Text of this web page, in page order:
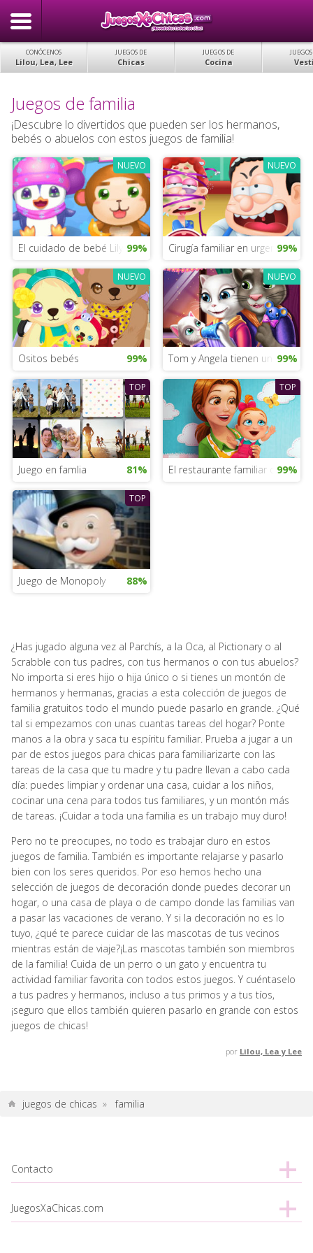
CONÓCENOS
Lilou, Lea, Lee
JUEGOS DE
Chicas
JUEGOS DE
Cocina
Juegos de familia
¡Descubre lo divertidos que pueden ser los hermanos,
bebés o abuelos con estos juegos de familia!
NUEVO
El cuidado de bebé Lily 99%
NUEVO
Cirugía familiar en urgencia99%
NUEVO
Ositos bebés 99%
NUEVO
Tom y Angela tienen un bebé
99%
TOP
Juego en famlia 81%
TOP
El restaurante familiar de Emily
99%
TOP
Juego de Monopoly 88%
¿Has jugado alguna vez al Parchís, a la Oca, al Pictionary o al
Scrabble con tus padres, con tus hermanos o con tus abuelos?
No importa si eres hijo o hija único o si tienes un montón de
hermanos y hermanas, gracias a esta colección de juegos de
familia gratuitos todo el mundo puede pasarlo en grande. ¿Qué
tal si empezamos con unas cuantas tareas del hogar? Ponte
manos a la obra y saca tu espíritu familiar. Prueba a jugar a un
par de estos juegos para chicas para familiarizarte con las
tareas de la casa que tu madre y tu padre llevan a cabo cada
día: puedes limpiar y ordenar una casa, cuidar a los niños,
cocinar una cena para todos tus familiares, y un montón más
de tareas. ¡Cuidar a toda una familia es un trabajo muy duro!
Pero no te preocupes, no todo es trabajar duro en estos
juegos de familia. También es importante relajarse y pasarlo
bien con los seres queridos. Por eso hemos hecho una
selección de juegos de decoración donde puedes decorar un
hogar, o una casa de playa o de campo donde las familias van
a pasar las vacaciones de verano. Y si la decoración no es lo
tuyo, ¿qué te parece cuidar de las mascotas de tus vecinos
mientras están de viaje?¡Las mascotas también son miembros
de la familia! Cuida de un perro o un gato y encuentra tu
actividad familiar favorita con todos estos juegos. Y cuéntaselo
a tus padres y hermanos, incluso a tus primos y a tus tíos,
¡seguro que ellos también quieren pasarlo en grande con estos
juegos de chicas!
por Lilou, Lea y Lee
juegos de chicas » familia
Contacto
JuegosXaChicas.com